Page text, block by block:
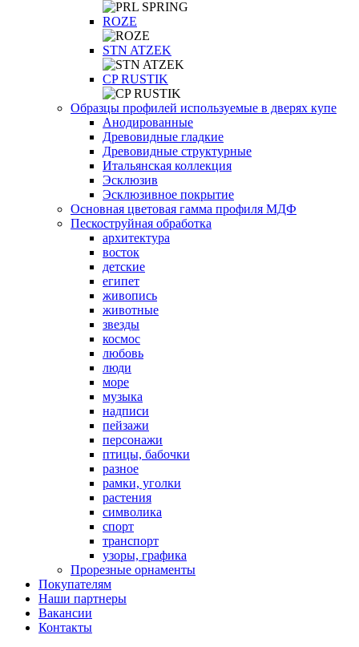
ROZE
STN ATZEK
СP RUSTIK
Образцы профилей используемые в дверях купе
Анодированные
Древовидные гладкие
Древовидные структурные
Итальянская коллекция
Эсклюзив
Эсклюзивное покрытие
Основная цветовая гамма профиля МДФ
Пескоструйная обработка
архитектура
восток
детские
египет
живопись
животные
звезды
космос
любовь
люди
море
музыка
надписи
пейзажи
персонажи
птицы, бабочки
разное
рамки, уголки
растения
символика
спорт
транспорт
узоры, графика
Прорезные орнаменты
Покупателям
Наши партнеры
Вакансии
Контакты